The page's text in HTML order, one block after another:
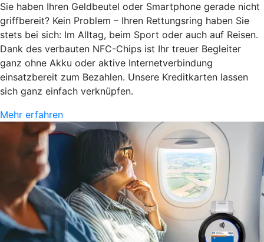
Sie haben Ihren Geldbeutel oder Smartphone gerade nicht
griffbereit? Kein Problem – Ihren Rettungsring haben Sie
stets bei sich: Im Alltag, beim Sport oder auch auf Reisen.
Dank des verbauten NFC-Chips ist Ihr treuer Begleiter
ganz ohne Akku oder aktive Internetverbindung
einsatzbereit zum Bezahlen. Unsere Kreditkarten lassen
sich ganz einfach verknüpfen.
Mehr erfahren